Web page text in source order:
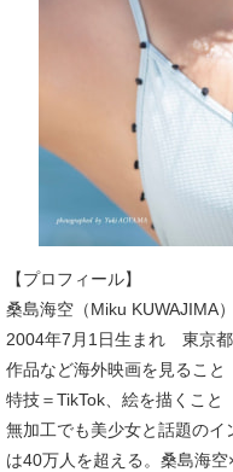
【プロフィール】
桑島海空（Miku KUWAJIMA）
2004年7月1日生まれ 東京
作品など海外映画を見ること
特技＝TikTok、絵を描くこと
無加工でも美少女と話題のイ
は40万人を超える。桑島海